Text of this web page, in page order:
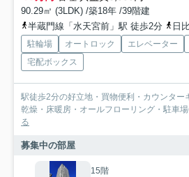
90.29㎡ (3LDK) /築18年 /39階建
半蔵門線「水天宮前」駅 徒歩2分
日
駐輪場 オートロック エレベーター
宅配ボックス
駅徒歩2分の好立地・買物便利・カウンター
乾燥・床暖房・オールフローリング・駐車
る
募集中の部屋
15階